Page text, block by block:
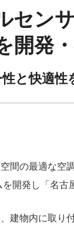
セン
開発
と快適性
間の最適な空
開発し「名
建物内に取り